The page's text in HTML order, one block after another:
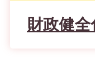
財政健